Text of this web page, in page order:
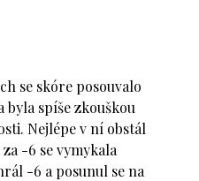
se skóre posouvalo
spíše zkouškou
Nejlépe v ní obstál
-6 se vymykala
-6 a posunul se na